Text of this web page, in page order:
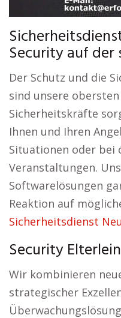
Security auf der
Der Schutz und die
sind unsere
Sicherheitskräfte
Ihnen und Ihren
Situationen oder bei
Veranstaltungen.
Softwarelösungen
Reaktion auf
Sicherheitsdienst
Security
Wir kombinieren
strategischer